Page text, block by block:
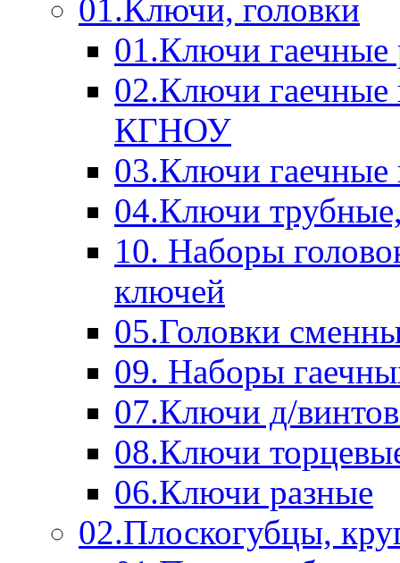
01.Ключи, головки
01.Ключи
02.Ключи
КГНОУ
03.Ключи
04.Ключи
10. Наборы
ключей
05.Головки
09. Наборы
07.Ключи д/
08.Ключи
06.Ключи разные
02.Плоскогубцы,